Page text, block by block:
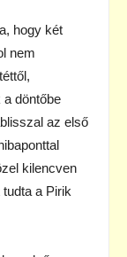
hogy két
nem
döntőbe
az első
kilencven
a Pirik